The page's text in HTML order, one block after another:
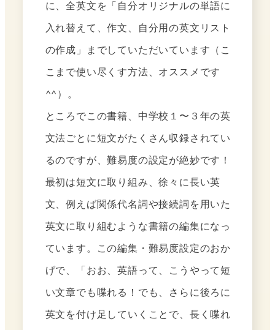
に、全英文を「自分オリジナルの単語に
入れ替えて、作文、自分用の英文リスト
の作成」までしていただいています（こ
こまで使い尽くす方法、オススメです
^^）。
ところでこの書籍、中学校１〜３年の英
文法ごとに短文がたくさん収録されてい
るのですが、難易度の設定が絶妙です！
最初は短文に取り組み、徐々に長い英
文、例えば関係代名詞や接続詞を用いた
英文に取り組むような書籍の編集になっ
ています。この編集・難易度設定のおか
げで、「おお、英語って、こうやって短
い文章でも喋れる！でも、さらに後ろに
英文を付け足していくことで、長く喋れ